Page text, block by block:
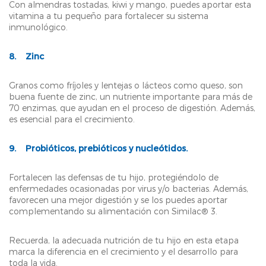
Con almendras tostadas, kiwi y mango, puedes aportar esta
vitamina a tu pequeño para fortalecer su sistema
inmunológico.
8. Zinc
Granos como fríjoles y lentejas o lácteos como queso, son
buena fuente de zinc, un nutriente importante para más de
70 enzimas, que ayudan en el proceso de digestión. Además,
es esencial para el crecimiento.
9. Probióticos, prebióticos y nucleótidos.
Fortalecen las defensas de tu hijo, protegiéndolo de
enfermedades ocasionadas por virus y/o bacterias. Además,
favorecen una mejor digestión y se los puedes aportar
complementando su alimentación con Similac® 3.
Recuerda, la adecuada nutrición de tu hijo en esta etapa
marca la diferencia en el crecimiento y el desarrollo para
toda la vida.